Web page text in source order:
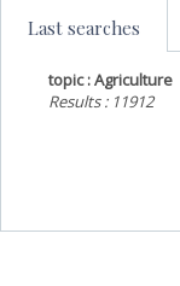
Last searches
topic : Agriculture
Results : 11912